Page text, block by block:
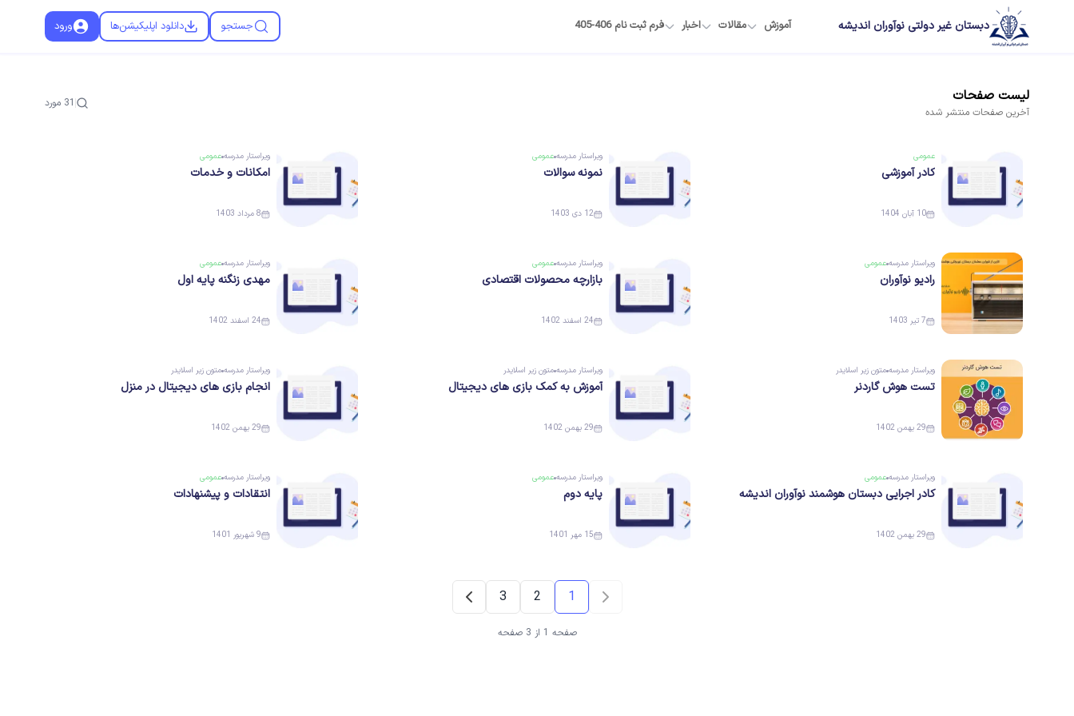
دبستان غیر دولتی نوآوران اندیشه آموزش مقالات اخبار فرم ثبت نام 406-405 جستجو دانلود اپلیکیشن‌ها ورود
لیست صفحات
آخرین صفحات منتشر شده
31 مورد
عمومی
کادر آموزشی
10 آبان 1404
ویراستار مدرسه عمومی
نمونه سوالات
12 دی 1403
ویراستار مدرسه عمومی
امکانات و خدمات
8 مرداد 1403
ویراستار مدرسه عمومی
رادیو نوآوران
7 تیر 1403
ویراستار مدرسه عمومی
بازارچه محصولات اقتصادی
24 اسفند 1402
ویراستار مدرسه عمومی
مهدی زنگنه پایه اول
24 اسفند 1402
ویراستار مدرسه متون زیر اسلایدر
تست هوش گاردنر
29 بهمن 1402
ویراستار مدرسه متون زیر اسلایدر
آموزش به کمک بازی های دیجیتال
29 بهمن 1402
ویراستار مدرسه متون زیر اسلایدر
انجام بازی های دیجیتال در منزل
29 بهمن 1402
ویراستار مدرسه عمومی
کادر اجرایی دبستان هوشمند نوآوران اندیشه
29 بهمن 1402
ویراستار مدرسه عمومی
پایه دوم
15 مهر 1401
ویراستار مدرسه عمومی
انتقادات و پیشنهادات
9 شهریور 1401
1
2
3
صفحه 1 از 3 صفحه